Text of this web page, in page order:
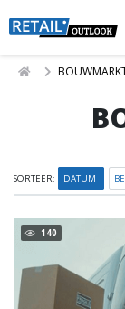
SORTEER: DATUM
140